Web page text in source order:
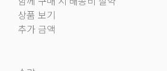
상품 보기
추가 금액